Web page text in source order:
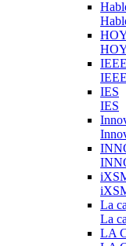
IES
IES
La
La
LA